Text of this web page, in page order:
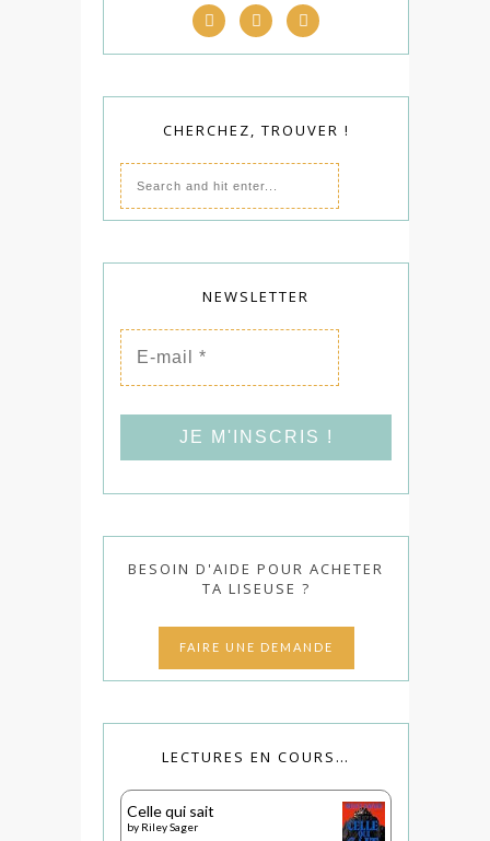
CHERCHEZ, TROUVER !
NEWSLETTER
E-
mail
*
BESOIN D'AIDE POUR ACHETER
TA LISEUSE ?
FAIRE UNE DEMANDE
LECTURES EN COURS…
Celle qui sait
by Riley Sager